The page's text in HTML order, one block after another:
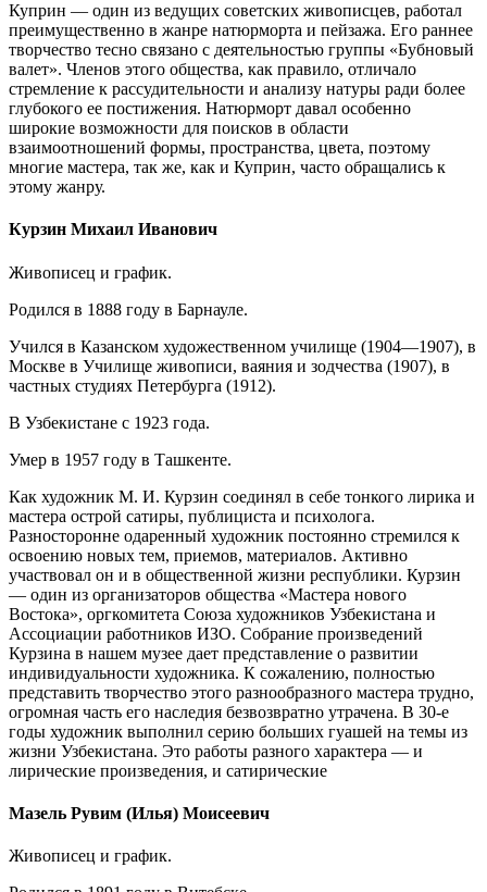
Куприн — один из ведущих советских живописцев, работал
преимущественно в жанре натюрморта и пейзажа. Его раннее
творчество тесно связано с деятельностью группы «Бубновый
валет». Членов этого общества, как правило, отличало
стремление к рассудительности и анализу натуры ради более
глубокого ее постижения. Натюрморт давал особенно
широкие возможности для поисков в области
взаимоотношений формы, пространства, цвета, поэтому
многие мастера, так же, как и Куприн, часто обращались к
этому жанру.
Курзин Михаил Иванович
Живописец и график.
Родился в 1888 году в Барнауле.
Учился в Казанском художественном училище (1904—1907), в
Москве в Училище живописи, ваяния и зодчества (1907), в
частных студиях Петербурга (1912).
В Узбекистане с 1923 года.
Умер в 1957 году в Ташкенте.
Как художник М. И. Курзин соединял в себе тонкого лирика и
мастера острой сатиры, публициста и психолога.
Разносторонне одаренный художник постоянно стремился к
освоению новых тем, приемов, материалов. Активно
участвовал он и в общественной жизни республики. Курзин
— один из организаторов общества «Мастера нового
Востока», оргкомитета Союза художников Узбекистана и
Ассоциации работников ИЗО. Собрание произведений
Курзина в нашем музее дает представление о развитии
индивидуальности художника. К сожалению, полностью
представить творчество этого разнообразного мастера трудно,
огромная часть его наследия безвозвратно утрачена. В 30-е
годы художник выполнил серию больших гуашей на темы из
жизни Узбекистана. Это работы разного характера — и
лирические произведения, и сатирические
Мазель Рувим (Илья) Моисеевич
Живописец и график.